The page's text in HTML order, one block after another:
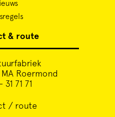
& route
MA Roermond
71 71
/ route